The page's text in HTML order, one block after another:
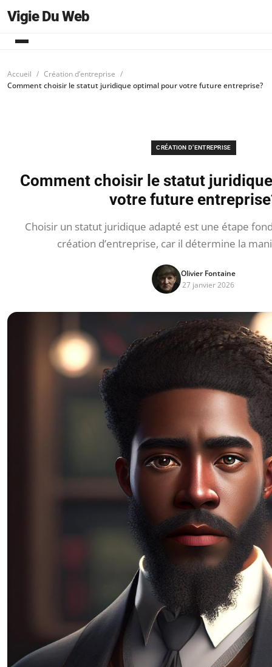
Vigie Du Web
Accueil
Création d’entreprise
Comment choisir le statut juridique optimal pour votre future entreprise?
CRÉATION D’ENTREPRISE
Comment choisir le statut
votre future
Choisir un statut juridique adapté est une étape
création d’entreprise, car il détermine la
Olivier Fontaine
27 janvier 2026